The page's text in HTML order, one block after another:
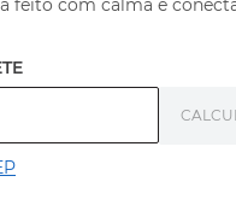
feito com calma e